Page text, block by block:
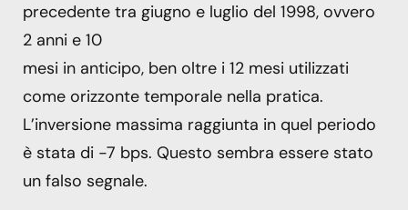
precedente tra giugno e luglio del 1998, ovvero
2 anni e 10
mesi in anticipo, ben oltre i 12 mesi utilizzati
come orizzonte temporale nella pratica.
L’inversione massima raggiunta in quel periodo
è stata di -7 bps. Questo sembra essere stato
un falso segnale.